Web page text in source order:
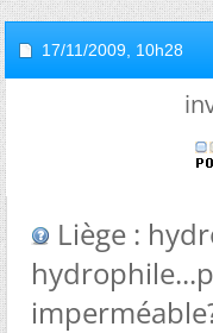
17/11/2009, 10h28
Liège :